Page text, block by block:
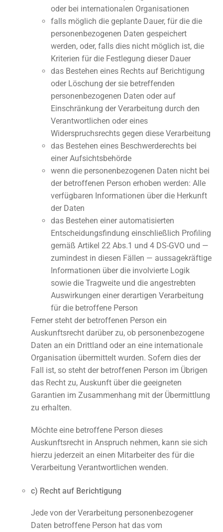
oder bei internationalen Organisationen
falls möglich die geplante Dauer, für die die
personenbezogenen Daten gespeichert
werden, oder, falls dies nicht möglich ist, die
Kriterien für die Festlegung dieser Dauer
das Bestehen eines Rechts auf Berichtigung
oder Löschung der sie betreffenden
personenbezogenen Daten oder auf
Einschränkung der Verarbeitung durch den
Verantwortlichen oder eines
Widerspruchsrechts gegen diese Verarbeitung
das Bestehen eines Beschwerderechts bei
einer Aufsichtsbehörde
wenn die personenbezogenen Daten nicht bei
der betroffenen Person erhoben werden: Alle
verfügbaren Informationen über die Herkunft
der Daten
das Bestehen einer automatisierten
Entscheidungsfindung einschließlich Profiling
gemäß Artikel 22 Abs.1 und 4 DS-GVO und —
zumindest in diesen Fällen — aussagekräftige
Informationen über die involvierte Logik
sowie die Tragweite und die angestrebten
Auswirkungen einer derartigen Verarbeitung
für die betroffene Person
Ferner steht der betroffenen Person ein
Auskunftsrecht darüber zu, ob personenbezogene
Daten an ein Drittland oder an eine internationale
Organisation übermittelt wurden. Sofern dies der
Fall ist, so steht der betroffenen Person im Übrigen
das Recht zu, Auskunft über die geeigneten
Garantien im Zusammenhang mit der Übermittlung
zu erhalten.
Möchte eine betroffene Person dieses
Auskunftsrecht in Anspruch nehmen, kann sie sich
hierzu jederzeit an einen Mitarbeiter des für die
Verarbeitung Verantwortlichen wenden.
c) Recht auf Berichtigung
Jede von der Verarbeitung personenbezogener
Daten betroffene Person hat das vom